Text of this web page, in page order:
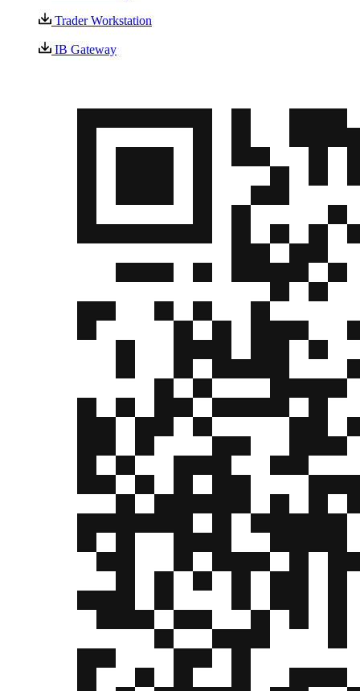
Trader Workstation
IB Gateway